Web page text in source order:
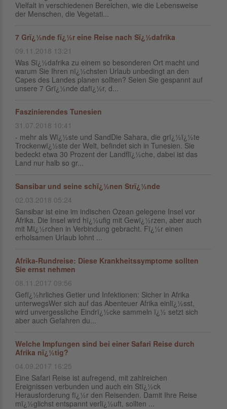
Vielfalt in verschiedenen Bereichen, wie die Lebensweise
der Menschen, die Vegetati...
7 Grï¿½nde fï¿½r eine Reise nach Sï¿½dafrika
09.11.2018 13:21
Was Sï¿½dafrika zu einem so besonderen Ort macht und
warum Sie Ihren nï¿½chsten Urlaub unbedingt an den
Capes des Landes planen sollten? Seien Sie gespannt auf
unsere 7 Grï¿½nde dafï¿½r, d...
Faszinierendes Tunesien
31.07.2018 10:41
- mehr als Wï¿½ste und SandDie Sahara, die grï¿½ï¿½te
Trockenwï¿½ste der Welt, befindet sich in Tunesien. Sie
bedeckt etwa 30 Prozent der Landflï¿½che, dabei ist das
Land nur halb so gr...
Sansibar und seine schï¿½nen Strï¿½nde
02.03.2018 05:24
Sansibar ist eine im indischen Ozean gelegene Insel vor
Afrika. Die Insel wird hï¿½ufig mit Gewï¿½rzen, aber auch
mit Mï¿½rchen in Verbindung gebracht. Fï¿½r einen
erholsamen Urlaub lohnt ...
Afrika-Rundreise: Diese Krankheitssymptome sollten
Sie ernst nehmen
08.11.2017 09:56
Gefï¿½hrliches Getier und Infektionen: Sicher in Afrika
unterwegsWer sich auf das Abenteuer Afrika einlï¿½sst,
wird unvergessliche Eindrï¿½cke sammeln ï¿½ setzt sich
aber auch Gefahren du...
Welche Impfungen sind bei einer Safari Reise durch
Afrika nï¿½tig?
04.09.2017 16:25
Eine Safari Reise ist aufregend, mit zahlreichen
Ereignissen verbunden und auch ein Stï¿½ck
Herausforderung fï¿½r den Reisenden. Damit Ihre Reise
mï¿½glichst entspannt verlï¿½uft, sollten ...